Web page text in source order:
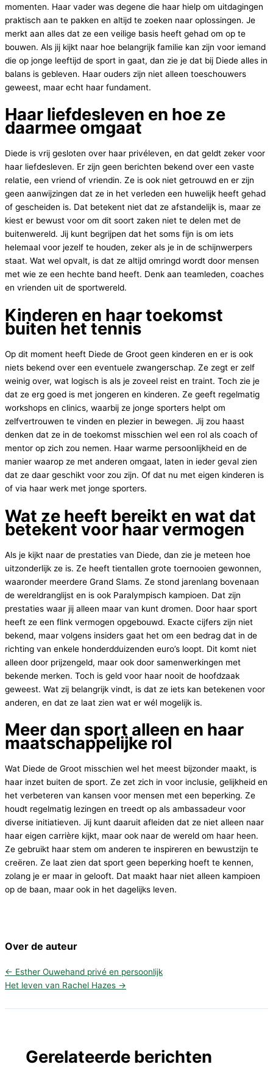
momenten. Haar vader was degene die haar hielp om uitdagingen
praktisch aan te pakken en altijd te zoeken naar oplossingen. Je
merkt aan alles dat ze een veilige basis heeft gehad om op te
bouwen. Als jij kijkt naar hoe belangrijk familie kan zijn voor iemand
die op jonge leeftijd de sport in gaat, dan zie je dat bij Diede alles in
balans is gebleven. Haar ouders zijn niet alleen toeschouwers
geweest, maar echt haar fundament.
Haar liefdesleven en hoe ze
daarmee omgaat
Diede is vrij gesloten over haar privéleven, en dat geldt zeker voor
haar liefdesleven. Er zijn geen berichten bekend over een vaste
relatie, een vriend of vriendin. Ze is ook niet getrouwd en er zijn
geen aanwijzingen dat ze in het verleden een huwelijk heeft gehad
of gescheiden is. Dat betekent niet dat ze afstandelijk is, maar ze
kiest er bewust voor om dit soort zaken niet te delen met de
buitenwereld. Jij kunt begrijpen dat het soms fijn is om iets
helemaal voor jezelf te houden, zeker als je in de schijnwerpers
staat. Wat wel opvalt, is dat ze altijd omringd wordt door mensen
met wie ze een hechte band heeft. Denk aan teamleden, coaches
en vrienden uit de sportwereld.
Kinderen en haar toekomst
buiten het tennis
Op dit moment heeft Diede de Groot geen kinderen en er is ook
niets bekend over een eventuele zwangerschap. Ze zegt er zelf
weinig over, wat logisch is als je zoveel reist en traint. Toch zie je
dat ze erg goed is met jongeren en kinderen. Ze geeft regelmatig
workshops en clinics, waarbij ze jonge sporters helpt om
zelfvertrouwen te vinden en plezier in bewegen. Jij zou haast
denken dat ze in de toekomst misschien wel een rol als coach of
mentor op zich zou nemen. Haar warme persoonlijkheid en de
manier waarop ze met anderen omgaat, laten in ieder geval zien
dat ze daar geschikt voor zou zijn. Of dat nu met eigen kinderen is
of via haar werk met jonge sporters.
Wat ze heeft bereikt en wat dat
betekent voor haar vermogen
Als je kijkt naar de prestaties van Diede, dan zie je meteen hoe
uitzonderlijk ze is. Ze heeft tientallen grote toernooien gewonnen,
waaronder meerdere Grand Slams. Ze stond jarenlang bovenaan
de wereldranglijst en is ook Paralympisch kampioen. Dat zijn
prestaties waar jij alleen maar van kunt dromen. Door haar sport
heeft ze een flink vermogen opgebouwd. Exacte cijfers zijn niet
bekend, maar volgens insiders gaat het om een bedrag dat in de
richting van enkele honderdduizenden euro’s loopt. Dit komt niet
alleen door prijzengeld, maar ook door samenwerkingen met
bekende merken. Toch is geld voor haar nooit de hoofdzaak
geweest. Wat zij belangrijk vindt, is dat ze iets kan betekenen voor
anderen, en dat ze laat zien wat er wél mogelijk is.
Meer dan sport alleen en haar
maatschappelijke rol
Wat Diede de Groot misschien wel het meest bijzonder maakt, is
haar inzet buiten de sport. Ze zet zich in voor inclusie, gelijkheid en
het verbeteren van kansen voor mensen met een beperking. Ze
houdt regelmatig lezingen en treedt op als ambassadeur voor
diverse initiatieven. Jij kunt daaruit afleiden dat ze niet alleen naar
haar eigen carrière kijkt, maar ook naar de wereld om haar heen.
Ze gebruikt haar stem om anderen te inspireren en bewustzijn te
creëren. Ze laat zien dat sport geen beperking hoeft te kennen,
zolang je er maar in gelooft. Dat maakt haar niet alleen kampioen
op de baan, maar ook in het dagelijks leven.
Over de auteur
← Esther Ouwehand privé en persoonlijk
Het leven van Rachel Hazes →
Gerelateerde berichten